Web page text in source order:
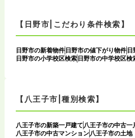
【日野市|こだわり条件検索】
日野市の新着物件日野市の値下がり物件日
日野市の小学校区検索日野市の中学校区検
【八王子市|種別検索】
八王子市の新築一戸建て 八王子市の中古一
八王子市の中古マンション八王子市の土地